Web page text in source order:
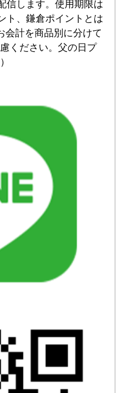
信します。使用期限は
ト、鎌倉ポイントとは
会計を商品別に分けて
ください。父の日プ